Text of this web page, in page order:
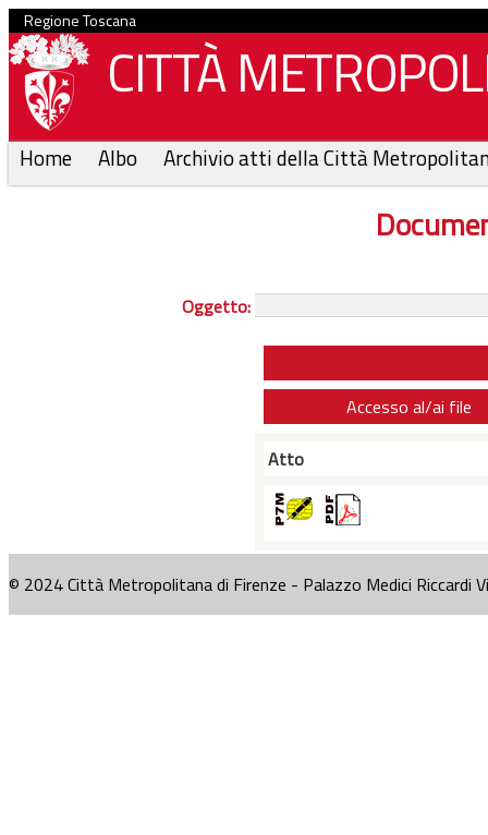
Regione Toscana
CITTÀ
Home Albo Archivio atti della Città
Oggetto:
Accesso al/ai file
Atto
© 2024 Città Metropolitana di Firenze - Palazzo Medici Riccardi